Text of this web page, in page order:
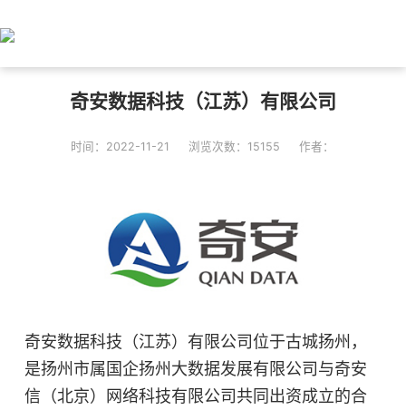
奇安数据科技（江苏）有限公司
时间：2022-11-21 浏览次数：15155 作者：
奇安数据科技（江苏）有限公司位于古城扬州，
是扬州市属国企扬州大数据发展有限公司与奇安
信（北京）网络科技有限公司共同出资成立的合